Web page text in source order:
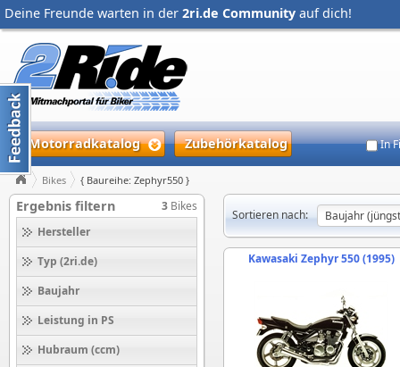
Deine Freunde warten in der 2ri.de Community auf dich!
Motorradkatalog Zubehörkatalog In
Bikes { Baureihe: Zephyr550 }
Ergebnis filtern 3 Bikes
Hersteller
Typ (2ri.de)
Baujahr
Leistung in PS
Hubraum (ccm)
Sortieren nach:
Kawasaki Zephyr 550 (1995)